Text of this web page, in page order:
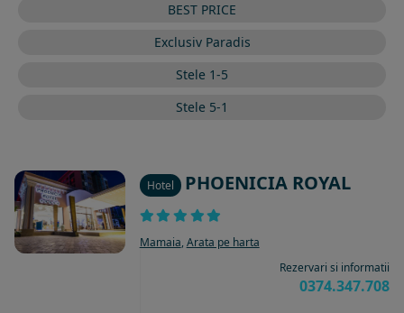
BEST PRICE
Exclusiv Paradis
Stele 1-5
Stele 5-1
Hotel PHOENICIA ROYAL
Mamaia, Arata pe harta
Rezervari si informatii
0374.347.708